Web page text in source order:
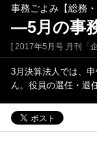
事務ごよみ【総務・
―5月の事
[ 2017年5月号 月刊「
3月決算法人では、
ん。役員の選任・退